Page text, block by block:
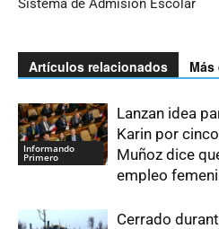
Sistema de Admisión Escolar
Artículos relacionados
Informando
Primero
Lanzan idea
Karin por
Muñoz dice
empleo
Cerrado